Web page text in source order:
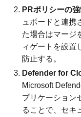
PRポリシーの
ュボードと連携
た場合はマージ
ィゲートを設置
防止する。
Defender for
Microsoft
プリケーション
ることで、セキ